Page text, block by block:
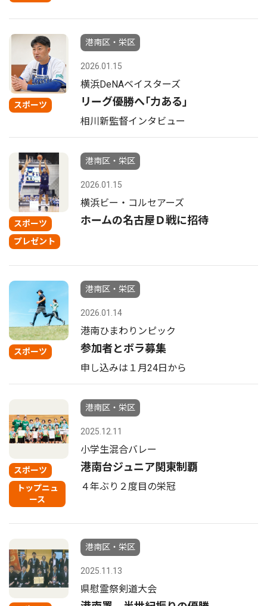
スポーツ
港南区・栄区
2026.01.15
横浜DeNAベイスターズ
リーグ優勝へ｢力ある｣
相川新監督インタビュー
スポーツ
プレゼント
港南区・栄区
2026.01.15
横浜ビー・コルセアーズ
ホームの名古屋Ｄ戦に招待
スポーツ
港南区・栄区
2026.01.14
港南ひまわりンピック
参加者とボラ募集
申し込みは１月24日から
スポーツ
トップニュ
ース
港南区・栄区
2025.12.11
小学生混合バレー
港南台ジュニア関東制覇
４年ぶり２度目の栄冠
港南区・栄区
2025.11.13
県慰霊祭剣道大会